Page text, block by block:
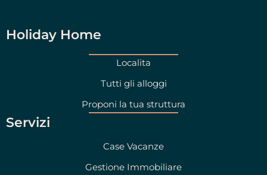
Holiday Home
Localita
Tutti gli alloggi
Proponi la tua struttura
Servizi
Case Vacanze
Gestione Immobiliare